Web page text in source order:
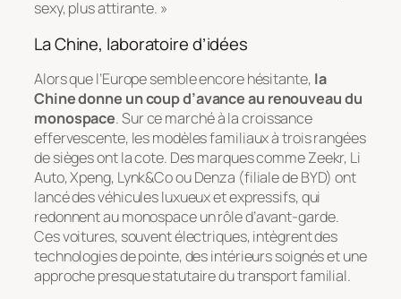
sexy, plus attirante. »
La Chine, laboratoire d’idées
Alors que l’Europe semble encore hésitante, la
Chine donne un coup d’avance au renouveau du
monospace. Sur ce marché à la croissance
effervescente, les modèles familiaux à trois rangées
de sièges ont la cote. Des marques comme Zeekr, Li
Auto, Xpeng, Lynk&Co ou Denza (filiale de BYD) ont
lancé des véhicules luxueux et expressifs, qui
redonnent au monospace un rôle d’avant-garde.
Ces voitures, souvent électriques, intègrent des
technologies de pointe, des intérieurs soignés et une
approche presque statutaire du transport familial.